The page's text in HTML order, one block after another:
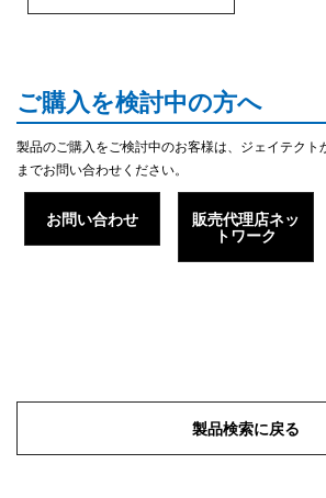
ご購入を検討中の方へ
製品のご購入をご検討中のお客様は、ジェイテクト
までお問い合わせください。
お問い合わせ 販売代理店ネッ
トワーク
製品検索に戻る